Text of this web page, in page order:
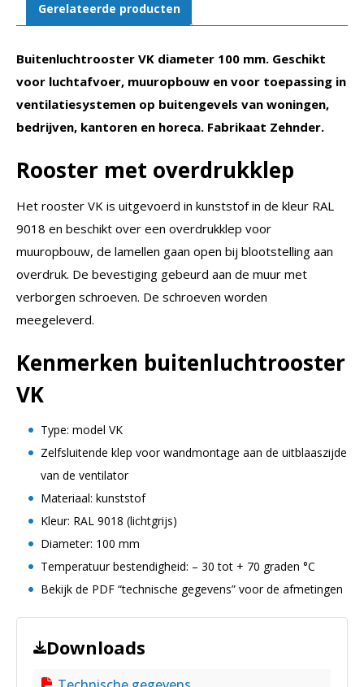
Gerelateerde producten
Buitenluchtrooster VK diameter 100 mm. Geschikt
voor luchtafvoer, muuropbouw en voor toepassing in
ventilatiesystemen op buitengevels van woningen,
bedrijven, kantoren en horeca. Fabrikaat Zehnder.
Rooster met overdrukklep
Het rooster VK is uitgevoerd in kunststof in de kleur RAL
9018 en beschikt over een overdrukklep voor
muuropbouw, de lamellen gaan open bij blootstelling aan
overdruk. De bevestiging gebeurd aan de muur met
verborgen schroeven. De schroeven worden
meegeleverd.
Kenmerken buitenluchtrooster
VK
Type: model VK
Zelfsluitende klep voor wandmontage aan de uitblaaszijde
van de ventilator
Materiaal: kunststof
Kleur: RAL 9018 (lichtgrijs)
Diameter: 100 mm
Temperatuur bestendigheid: – 30 tot + 70 graden °C
Bekijk de PDF “technische gegevens” voor de afmetingen
Downloads